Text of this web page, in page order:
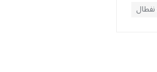
نفطال